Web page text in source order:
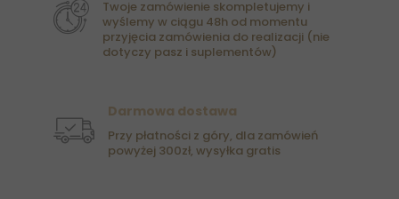
Twoje zamówienie skompletujemy i
wyślemy w ciągu 48h od momentu
przyjęcia zamówienia do realizacji (nie
dotyczy pasz i suplementów)
Darmowa dostawa
Przy płatności z góry, dla zamówień
powyżej 300zł, wysyłka gratis